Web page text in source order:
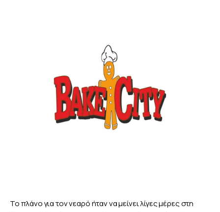
Το πλάνο για τον νεαρό ήταν να μείνει λίγες μέρες στη